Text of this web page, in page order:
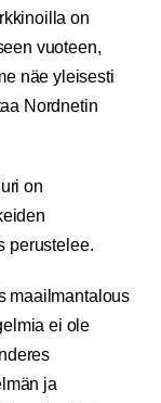
on
vuoteen,
näe yleisesti
Nordnetin
on
perustelee.
maailmantalous
ei ole
ja